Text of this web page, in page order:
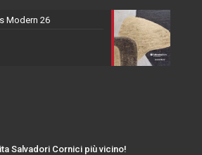
Modern 26
Salvadori Cornici più vicino!